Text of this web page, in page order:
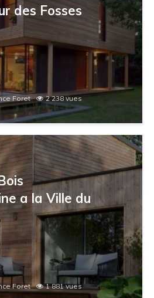
des Fosses
Foret 2 238 vues
a la Ville du
Foret 1 881 vues